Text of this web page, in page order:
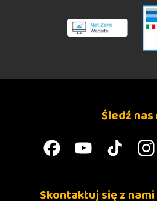
Śledź nas
Skontaktuj się z